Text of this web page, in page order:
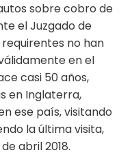
sobre cobro de
el Juzgado de
requirentes no han
en el
casi 50 años,
en Inglaterra,
ese país, visitando
la última visita,
abril 2018.